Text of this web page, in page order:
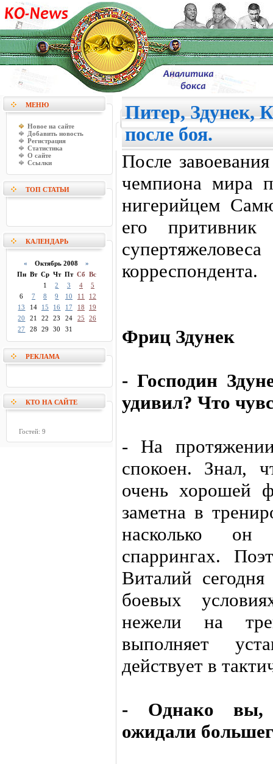
МЕНЮ
Новое на сайте
Добавить новость
Регистрация
Статистика
О сайте
Ссылки
ТОП СТАТЬИ
КАЛЕНДАРЬ
« Октябрь 2008»
Пн Вт Ср Чт Пт Сб Вс
1
2 3 4
5
6
7 8 9 10 11
12
13
14 15 16 17 18
19
20
21 22 23 24 25
26
27
28 29 30 31
РЕКЛАМА
КТО НА САЙТЕ
Гостей: 9
Питер, Здунек,
после боя.
После
чемпиона мира
нигерийцем
его притивник
корреспондента.
Фриц Здунек
- Господин
удивил? Что
- На
спокоен. Знал,
очень хорошей
заметна в
насколько
спаррингах.
Виталий
боевых
нежели на
выполняет
действует в
- Однако вы,
ожидали